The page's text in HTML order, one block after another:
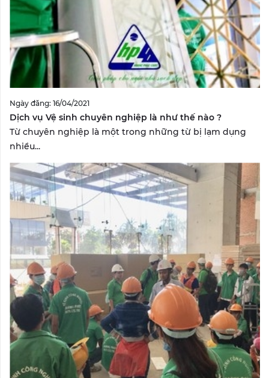
Ngày đăng: 16/04/2021
Dịch vụ Vệ sinh chuyên nghiệp là như thế nào ?
Từ chuyên nghiệp là một trong những từ bị lạm dụng
nhiều...